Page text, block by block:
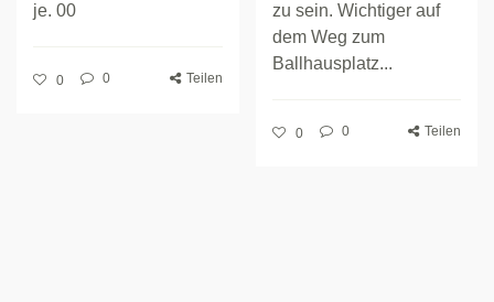
je. 00
0 0 Teilen
zu sein. Wichtiger auf
dem Weg zum
Ballhausplatz...
0 0 Teilen